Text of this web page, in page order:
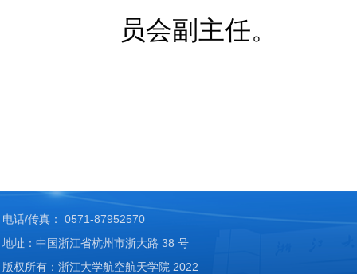
员会副主任。
电话/传真： 0571-87952570
地址：中国浙江省杭州市浙大路 38 号
版权所有：浙江大学航空航天学院 2022